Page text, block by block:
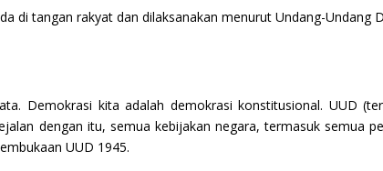
di tangan rakyat dan dilaksanakan menurut Undang-Undang
Demokrasi kita adalah demokrasi konstitusional. UUD
dengan itu, semua kebijakan negara, termasuk semua
UUD 1945.